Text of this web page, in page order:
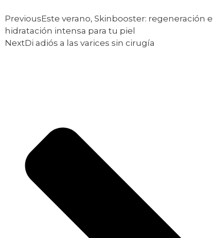
PreviousEste verano, Skinbooster: regeneración e
hidratación intensa para tu piel
NextDi adiós a las varices sin cirugía